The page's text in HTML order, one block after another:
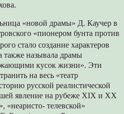
«новой драмы» Д. Каучер в
«пионером бунта против
стало создание характеров
также называла драмы
кусок жизни». Эти
на весь «театр
русской реалистической
явление на рубеже XIX и XX
телевской»